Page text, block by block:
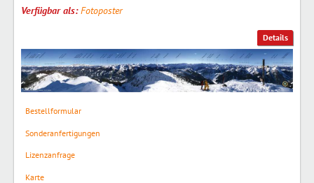
Details
Verfügbar als:Fotoposter
Bestellformular
Sonderanfertigungen
Lizenzanfrage
Karte